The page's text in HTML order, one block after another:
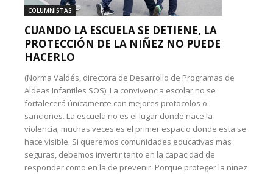
COLUMNISTAS
CUANDO LA ESCUELA SE DETIENE, LA
PROTECCIÓN DE LA NIÑEZ NO PUEDE
HACERLO
(Norma Valdés, directora de Desarrollo de Programas de
Aldeas Infantiles SOS): La convivencia escolar no se
fortalecerá únicamente con mejores protocolos o
sanciones. La escuela no es el lugar donde nace la
violencia; muchas veces es el primer espacio donde esta se
hace visible. Si queremos comunidades educativas más
seguras, debemos invertir tanto en la capacidad de
responder como en la de prevenir. Porque proteger la niñez